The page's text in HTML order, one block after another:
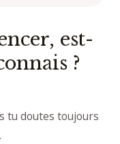
est-
?
tu doutes toujours